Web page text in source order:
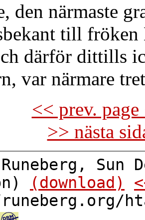
den närmaste
till fröken
därför dittills
var närmare
<< prev.
>> nästa
Sun
(download)